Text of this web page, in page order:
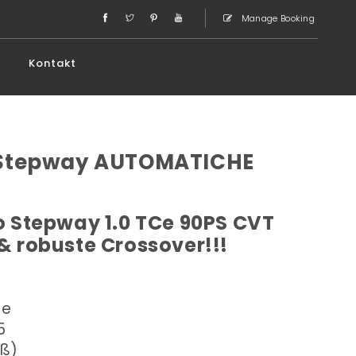
Manage Booking
Kontakt
AUTOMATICHE
1.0 TCe 90PS CVT
robuste Crossover!!!